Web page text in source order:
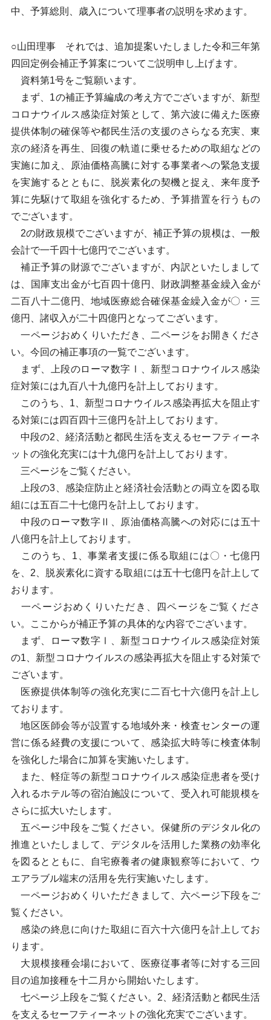
中、予算総則、歳入について理事者の説明を求めます。
○山田理事 それでは、追加提案いたしました令和三年第
四回定例会補正予算案についてご説明申し上げます。
資料第1号をご覧願います。
まず、1の補正予算編成の考え方でございますが、新型
コロナウイルス感染症対策として、第六波に備えた医療
提供体制の確保等や都民生活の支援のさらなる充実、東
京の経済を再生、回復の軌道に乗せるための取組などの
実施に加え、原油価格高騰に対する事業者への緊急支援
を実施するとともに、脱炭素化の契機と捉え、来年度予
算に先駆けて取組を強化するため、予算措置を行うもの
でございます。
2の財政規模でございますが、補正予算の規模は、一般
会計で一千四十七億円でございます。
補正予算の財源でございますが、内訳といたしまして
は、国庫支出金が七百四十億円、財政調整基金繰入金が
二百八十二億円、地域医療総合確保基金繰入金が〇・三
億円、諸収入が二十四億円となってございます。
一ページおめくりいただき、二ページをお開きくださ
い。今回の補正事項の一覧でございます。
まず、上段のローマ数字Ⅰ、新型コロナウイルス感染
症対策には九百八十九億円を計上しております。
このうち、1、新型コロナウイルス感染再拡大を阻止す
る対策には四百四十三億円を計上しております。
中段の2、経済活動と都民生活を支えるセーフティーネ
ットの強化充実には十九億円を計上しております。
三ページをご覧ください。
上段の3、感染症防止と経済社会活動との両立を図る取
組には五百二十七億円を計上しております。
中段のローマ数字Ⅱ、原油価格高騰への対応には五十
八億円を計上しております。
このうち、1、事業者支援に係る取組には〇・七億円
を、2、脱炭素化に資する取組には五十七億円を計上して
おります。
一ページおめくりいただき、四ページをご覧くださ
い。ここからが補正予算の具体的な内容でございます。
まず、ローマ数字Ⅰ、新型コロナウイルス感染症対策
の1、新型コロナウイルスの感染再拡大を阻止する対策で
ございます。
医療提供体制等の強化充実に二百七十六億円を計上し
ております。
地区医師会等が設置する地域外来・検査センターの運
営に係る経費の支援について、感染拡大時等に検査体制
を強化した場合に加算を実施いたします。
また、軽症等の新型コロナウイルス感染症患者を受け
入れるホテル等の宿泊施設について、受入れ可能規模を
さらに拡大いたします。
五ページ中段をご覧ください。保健所のデジタル化の
推進といたしまして、デジタルを活用した業務の効率化
を図るとともに、自宅療養者の健康観察等において、ウ
エアラブル端末の活用を先行実施いたします。
一ページおめくりいただきまして、六ページ下段をご
覧ください。
感染の終息に向けた取組に百六十六億円を計上してお
ります。
大規模接種会場において、医療従事者等に対する三回
目の追加接種を十二月から開始いたします。
七ページ上段をご覧ください。2、経済活動と都民生活
を支えるセーフティーネットの強化充実でございます。